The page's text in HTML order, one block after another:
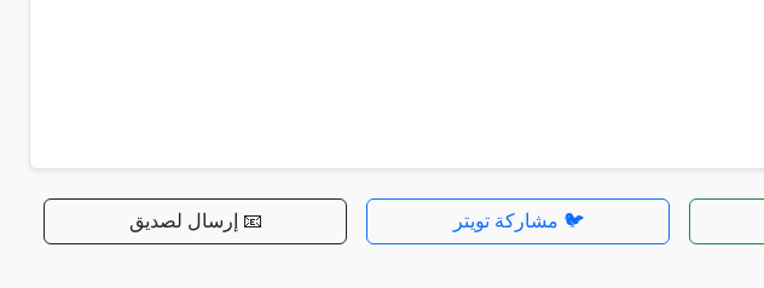
🐦 مشاركة تويتر 📧 إرسال لصديق